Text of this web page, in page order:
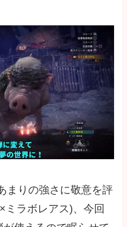
まりの強さに敬意を評
ミラボレアス)、今回